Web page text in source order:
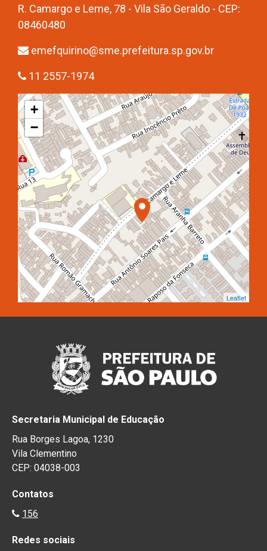
R. Camargo e Leme, 78 - Vila São Geraldo - CEP:
08460480
emefquirino@sme.prefeitura.sp.gov.br
11 2557-1974
+
−
Leaflet
Secretaria Municipal de Educação
Rua Borges Lagoa, 1230
Vila Clementino
CEP: 04038-003
Contatos
156
Redes sociais